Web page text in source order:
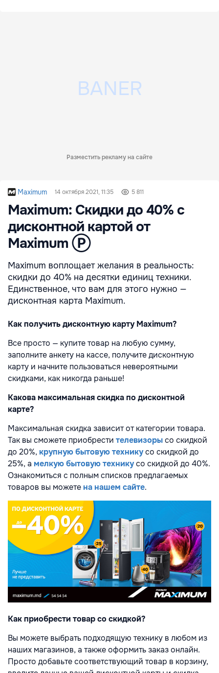
Разместить рекламу на сайте
Maximum 14 октября 2021, 11:35 5 811
Maximum: Скидки до 40% с
дисконтной картой от
Maximum Ⓟ
Maximum воплощает желания в реальность:
скидки до 40% на десятки единиц техники.
Единственное, что вам для этого нужно —
дисконтная карта Maximum.
Как получить дисконтную карту Maximum?
Все просто — купите товар на любую сумму,
заполните анкету на кассе, получите дисконтную
карту и начните пользоваться невероятными
скидками, как никогда раньше!
Какова максимальная скидка по дисконтной
карте?
Максимальная скидка зависит от категории товара.
Так вы сможете приобрести телевизорысо скидкой
до 20%, крупную бытовую техникусо скидкой до
25%, а мелкую бытовую техникусо скидкой до 40%.
Ознакомиться с полным списков предлагаемых
товаров вы можете на нашем сайте.
Как приобрести товар со скидкой?
Вы можете выбрать подходящую технику в любом из
наших магазинов, а также оформить заказ онлайн.
Просто добавьте соответствующий товар в корзину,